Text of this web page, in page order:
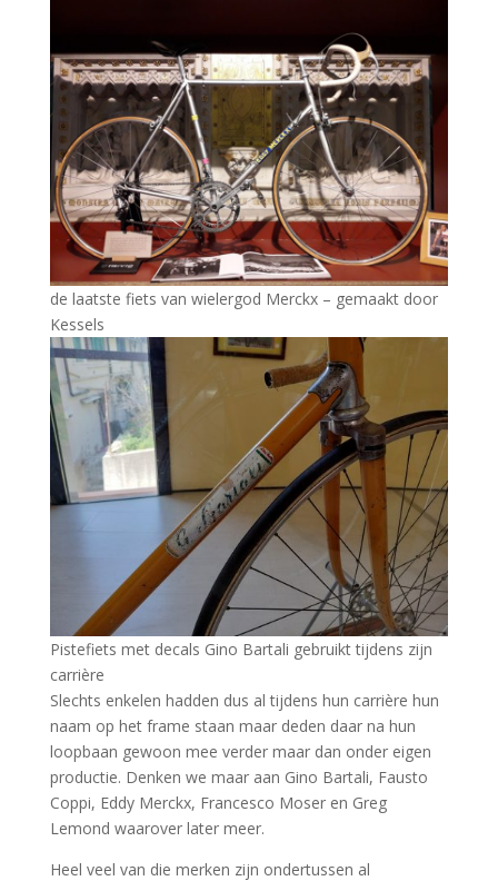
de laatste fiets van wielergod Merckx – gemaakt door
Kessels
Pistefiets met decals Gino Bartali gebruikt tijdens zijn
carrière
Slechts enkelen hadden dus al tijdens hun carrière hun
naam op het frame staan maar deden daar na hun
loopbaan gewoon mee verder maar dan onder eigen
productie. Denken we maar aan Gino Bartali, Fausto
Coppi, Eddy Merckx, Francesco Moser en Greg
Lemond waarover later meer.
Heel veel van die merken zijn ondertussen al